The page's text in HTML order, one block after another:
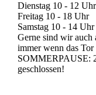
Dienstag 10 - 12
Freitag 10 - 18 Uhr
Samstag 10 - 14 Uhr
Gerne sind wir auch
immer wenn das
SOMMERPAUSE:
geschlossen!